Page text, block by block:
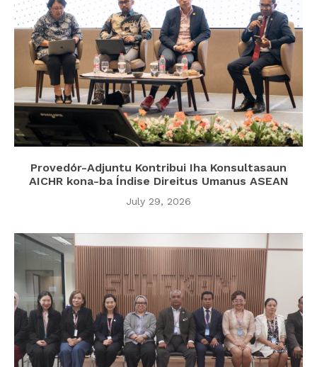
Provedór-Adjuntu Kontribui Iha Konsultasaun
AICHR kona-ba Índise Direitus Umanus ASEAN
July 29, 2026